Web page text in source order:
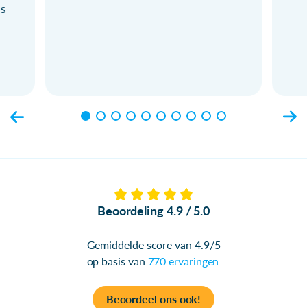
Beoordeling 4.9 / 5.0
Gemiddelde score van 4.9/5
op basis van 770 ervaringen
Beoordeel ons ook!